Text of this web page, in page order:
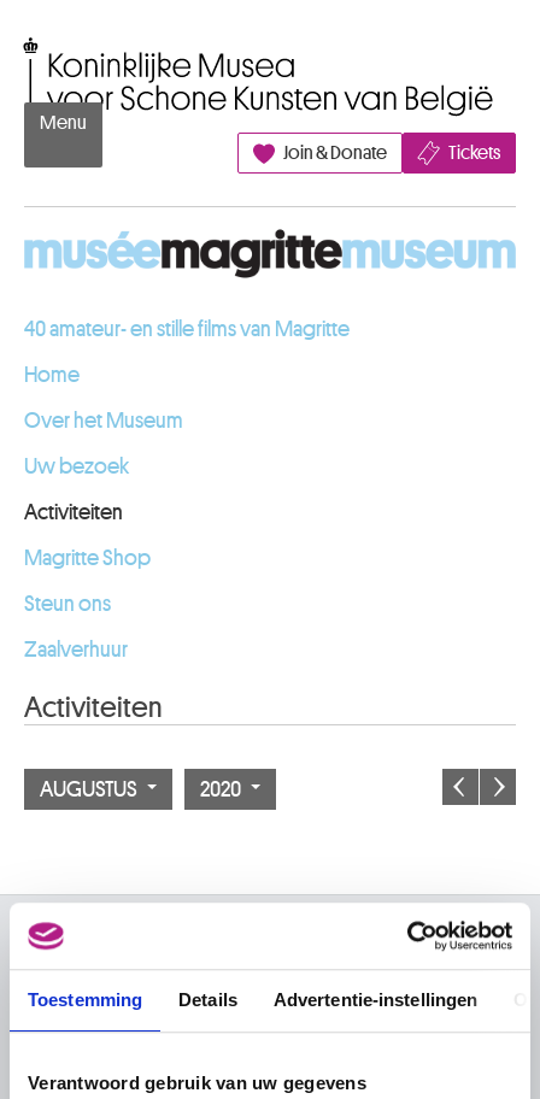
Toestemming Details Advertentie-instellingen
Verantwoord gebruik van uw gegevens
Menu
Join & Donate
Tickets
40 amateur- en stille films van Magritte
Home
Over het Museum
Uw bezoek
Activiteiten
Magritte Shop
Steun ons
Zaalverhuur
Activiteiten
AUGUSTUS 2020
OVER DE MUSEA
Veelgestelde vragen
Tickets
Onderzoek
Fotodienst